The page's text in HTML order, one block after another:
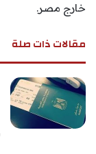
خارج مصر.
مقالات ذات صلة